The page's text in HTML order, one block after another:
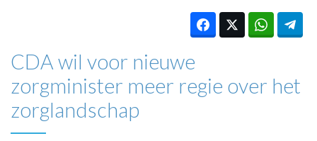
CDA wil voor nieuwe
zorgminister meer regie over het
zorglandschap